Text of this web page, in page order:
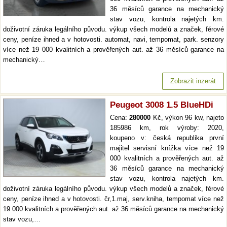
36 měsíců garance na mechanický
stav vozu, kontrola najetých km.
doživotní záruka legálního původu. výkup všech modelů a značek, férové
ceny, peníze ihned a v hotovosti. automat, navi, tempomat, park. senzory
více než 19 000 kvalitních a prověřených aut. až 36 měsíců garance na
mechanický…
Zobrazit inzerát
Peugeot 3008 1.5 BlueHDi
Cena:280000 Kč, výkon 96 kw, najeto
185986 km, rok výroby: 2020,
koupeno v: česká republika první
majitel servisní knížka více než 19
000 kvalitních a prověřených aut. až
36 měsíců garance na mechanický
stav vozu, kontrola najetých km.
doživotní záruka legálního původu. výkup všech modelů a značek, férové
ceny, peníze ihned a v hotovosti. čr,1.maj, serv.kniha, tempomat více než
19 000 kvalitních a prověřených aut. až 36 měsíců garance na mechanický
stav vozu,…